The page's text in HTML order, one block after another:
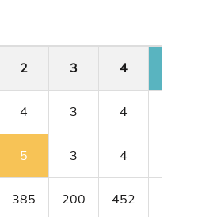
2 3 4
4 3 4
5 3 4
385 200 452